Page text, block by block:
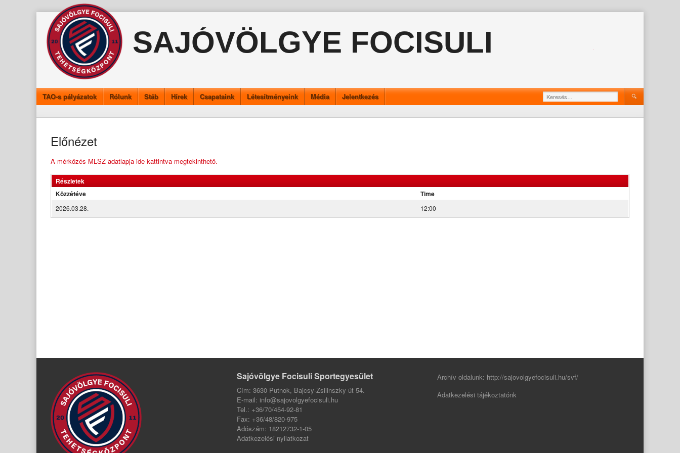
content
SAJÓVÖLGYE FOCISULI
TAO-s pályázatok Rólunk Stáb Hírek Csapataink Létesítményeink Média Jelentkezés Keresés:
Előnézet
A mérkőzés MLSZ adatlapja ide kattintva megtekinthető.
Részletek
Közzétéve
Time
2026.03.28. 12:00
Sajóvölgye Focisuli Sportegyesület
Cím: 3630 Putnok, Bajcsy-Zsilinszky út 54.
E-mail: info@sajovolgyefocisuli.hu
Tel.: +36/70/454-92-81
Fax: +36/48/820-975
Adószám: 18212732-1-05
Adatkezelési nyilatkozat
Archív oldalunk: http://sajovolgyefocisuli.hu/svf/
Adatkezelési tájékoztatónk